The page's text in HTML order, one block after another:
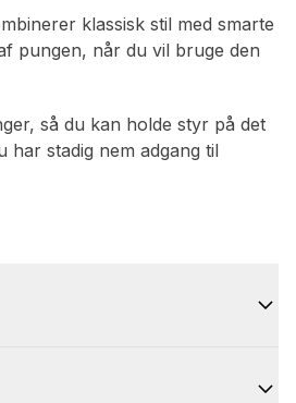
klassisk stil med smarte
pungen, når du vil bruge den
så du kan holde styr på det
har stadig nem adgang til